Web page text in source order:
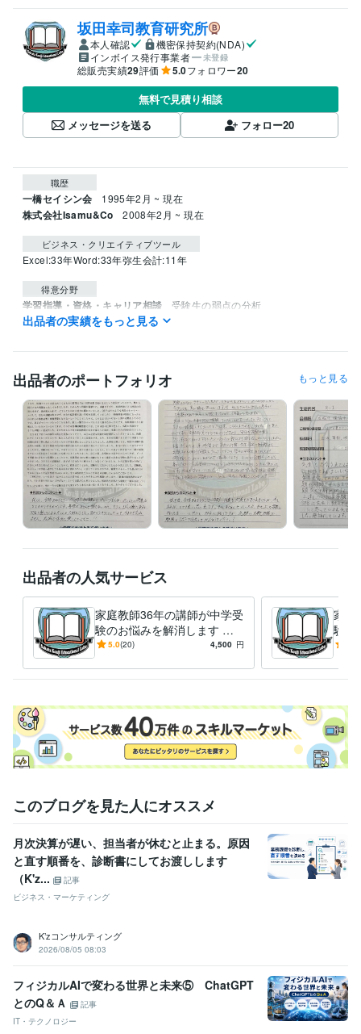
坂田幸司教育研究所
本人確認
機密保持契約(NDA)
インボイス発行事業者
未登録
総販売実績29評価 5.0フォロワー20
無料で見積り相談
メッセージを送る
フォロー20
職歴
一橋セイシン会 1995年2月 ~ 現在
株式会社Isamu&Co 2008年2月 ~ 現在
ビジネス・クリエイティブツール
Excel:33年Word:33年弥生会計:11年
得意分野
学習指導・資格・キャリア相談 受験生の弱点の分析
中学受験
出品者の実績をもっと見る
出品者のポートフォリオ もっと見る
出品者の人気サービス
家庭教師36年の講師が中学受
験のお悩みを解消します 最
難関校対策から発達障害やグ
で対応
5.0(20) 4,500 円
家庭
験の
難関
で対
このブログを見た人にオススメ
月次決算が遅い、担当者が休むと止まる。原因
と直す順番を、診断書にしてお渡しします
（K'z...
記事
ビジネス・マーケティング
K’zコンサルティング
2026/08/05 08:03
フィジカルAIで変わる世界と未来⑤ ChatGPT
とのQ＆Ａ
記事
IT・テクノロジー